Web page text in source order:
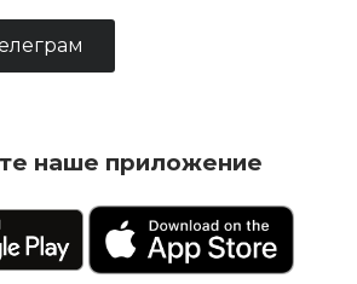
наше приложение